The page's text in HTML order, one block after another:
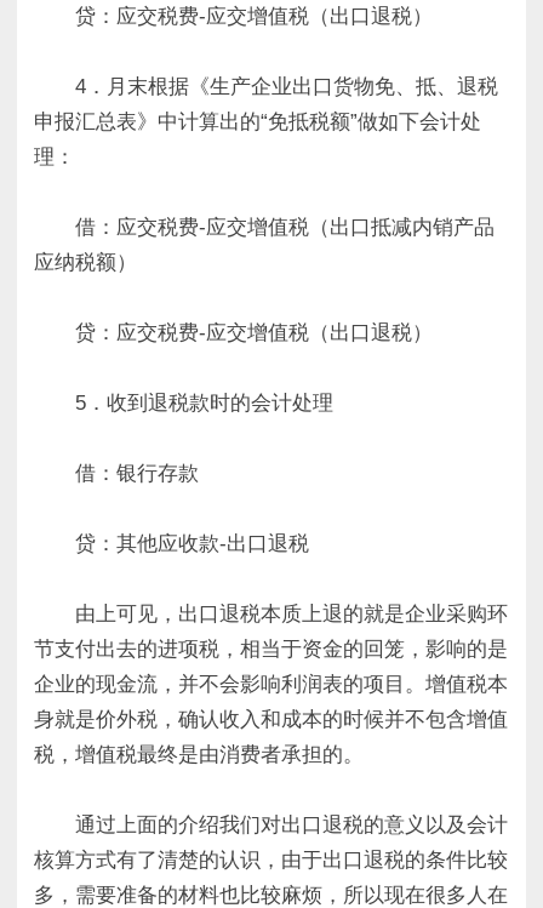
贷：应交税费-应交增值税（出口退税）
4．月末根据《生产企业出口货物免、抵、退税
申报汇总表》中计算出的“免抵税额”做如下会计处
理：
借：应交税费-应交增值税（出口抵减内销产品
应纳税额）
贷：应交税费-应交增值税（出口退税）
5．收到退税款时的会计处理
借：银行存款
贷：其他应收款-出口退税
由上可见，出口退税本质上退的就是企业采购环
节支付出去的进项税，相当于资金的回笼，影响的是
企业的现金流，并不会影响利润表的项目。增值税本
身就是价外税，确认收入和成本的时候并不包含增值
税，增值税最终是由消费者承担的。
通过上面的介绍我们对出口退税的意义以及会计
核算方式有了清楚的认识，由于出口退税的条件比较
多，需要准备的材料也比较麻烦，所以现在很多人在